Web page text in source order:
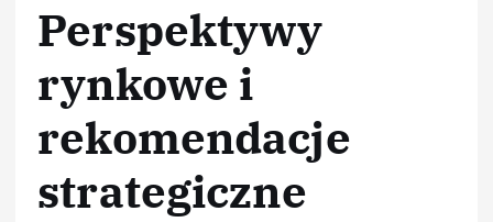
Perspektywy
rynkowe i
rekomendacje
strategiczne